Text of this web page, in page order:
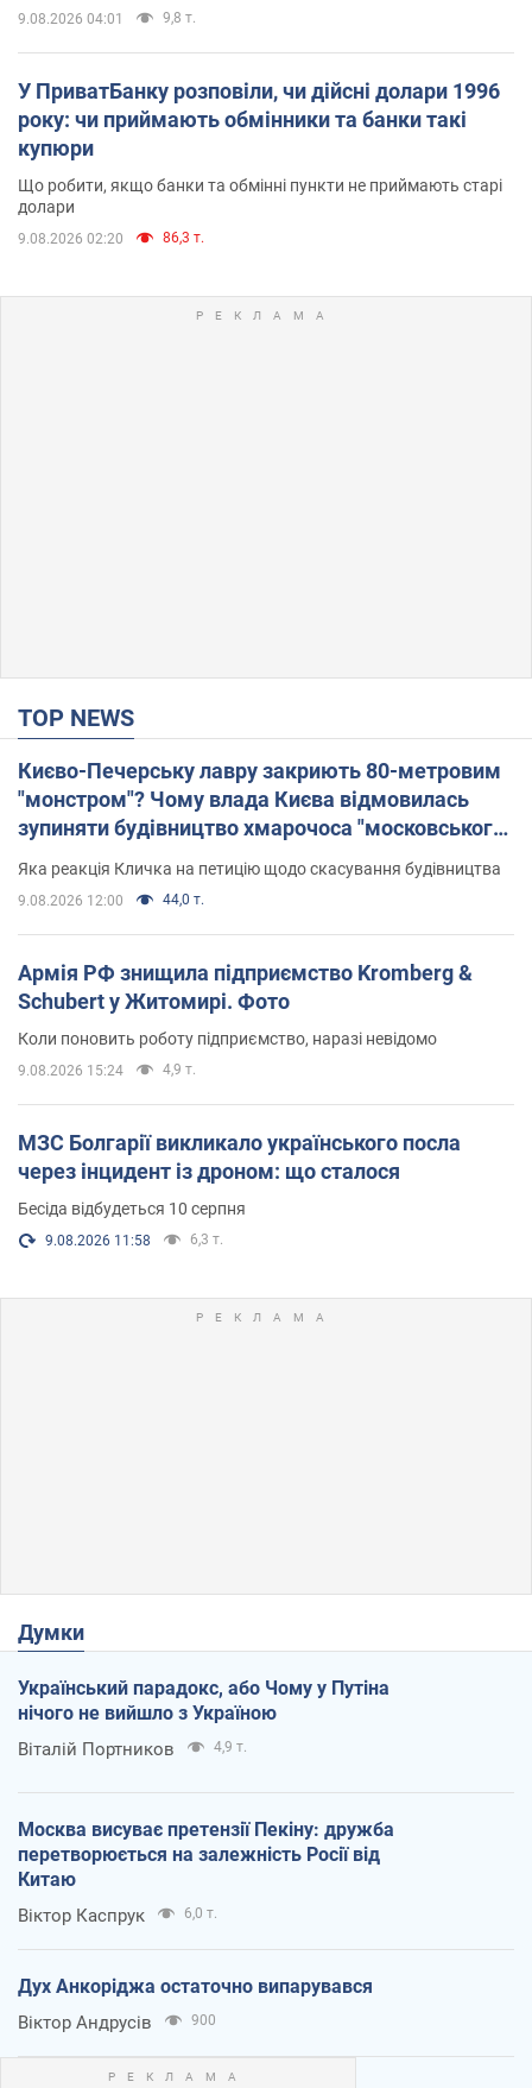
9.08.2026 04:01 9,8 т.
У ПриватБанку розповіли, чи дійсні долари 1996
року: чи приймають обмінники та банки такі
купюри
Що робити, якщо банки та обмінні пункти не приймають старі
долари
9.08.2026 02:20 86,3 т.
TOP NEWS
Києво-Печерську лавру закриють 80-метровим
"монстром"? Чому влада Києва відмовилась
зупиняти будівництво хмарочоса "московського
вірянина"
Яка реакція Кличка на петицію щодо скасування будівництва
9.08.2026 12:00 44,0 т.
Армія РФ знищила підприємство Kromberg &
Schubert у Житомирі. Фото
Коли поновить роботу підприємство, наразі невідомо
9.08.2026 15:24 4,9 т.
МЗС Болгарії викликало українського посла
через інцидент із дроном: що сталося
Бесіда відбудеться 10 серпня
9.08.2026 11:58 6,3 т.
Думки
Український парадокс, або Чому у Путіна
нічого не вийшло з Україною
Віталій Портников 4,9 т.
Москва висуває претензії Пекіну: дружба
перетворюється на залежність Росії від
Китаю
Віктор Каспрук 6,0 т.
Дух Анкоріджа остаточно випарувався
Віктор Андрусів 900